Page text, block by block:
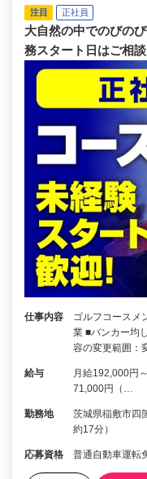
注目 正社員
大自然の中でのびの
務スタート日はご相談
仕事内容
ゴルフコースメ
業 ■バンカー均
容の変更範囲：
給与
月給192,000円
71,000円（…
勤務地
茨城県稲敷市四
約17分）
応募資格 普通自動車運転